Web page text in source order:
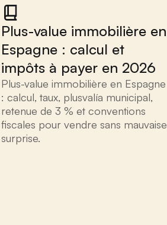
Plus-value immobilière en
Espagne : calcul et
impôts à payer en 2026
Plus-value immobilière en Espagne
: calcul, taux, plusvalía municipal,
retenue de 3 % et conventions
fiscales pour vendre sans mauvaise
surprise.